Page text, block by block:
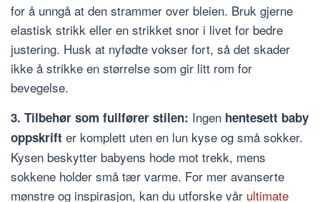
for å unngå at den strammer over bleien. Bruk gjerne
elastisk strikk eller en strikket snor i livet for bedre
justering. Husk at nyfødte vokser fort, så det skader
ikke å strikke en størrelse som gir litt rom for
bevegelse.
3. Tilbehør som fullfører stilen: Ingen hentesett baby
oppskrift er komplett uten en lun kyse og små sokker.
Kysen beskytter babyens hode mot trekk, mens
sokkene holder små tær varme. For mer avanserte
mønstre og inspirasjon, kan du utforske vår ultimate